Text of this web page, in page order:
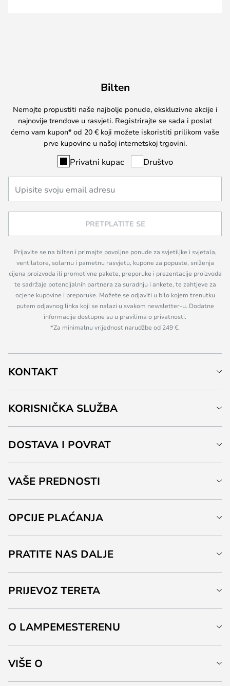
Bilten
Nemojte propustiti naše najbolje ponude, ekskluzivne akcije i
najnovije trendove u rasvjeti. Registrirajte se sada i poslat
ćemo vam kupon* od 20 € koji možete iskoristiti prilikom vaše
prve kupovine u našoj internetskoj trgovini.
Privatni kupac Društvo
PRETPLATITE SE
Prijavite se na bilten i primajte povoljne ponude za svjetiljke i svjetala,
ventilatore, solarnu i pametnu rasvjetu, kupone za popuste, sniženja
cijena proizvoda ili promotivne pakete, preporuke i prezentacije proizvoda
te sadržaje potencijalnih partnera za suradnju i ankete, te zahtjeve za
ocjene kupovine i preporuke. Možete se odjaviti u bilo kojem trenutku
putem odjavnog linka koji se nalazi u svakom newsletter-u. Dodatne
informacije dostupne su u pravilima o privatnosti.
*Za minimalnu vrijednost narudžbe od 249 €.
KONTAKT
KORISNIČKA SLUŽBA
DOSTAVA I POVRAT
VAŠE PREDNOSTI
OPCIJE PLAĆANJA
PRATITE NAS DALJE
PRIJEVOZ TERETA
O LAMPEMESTERENU
VIŠE O